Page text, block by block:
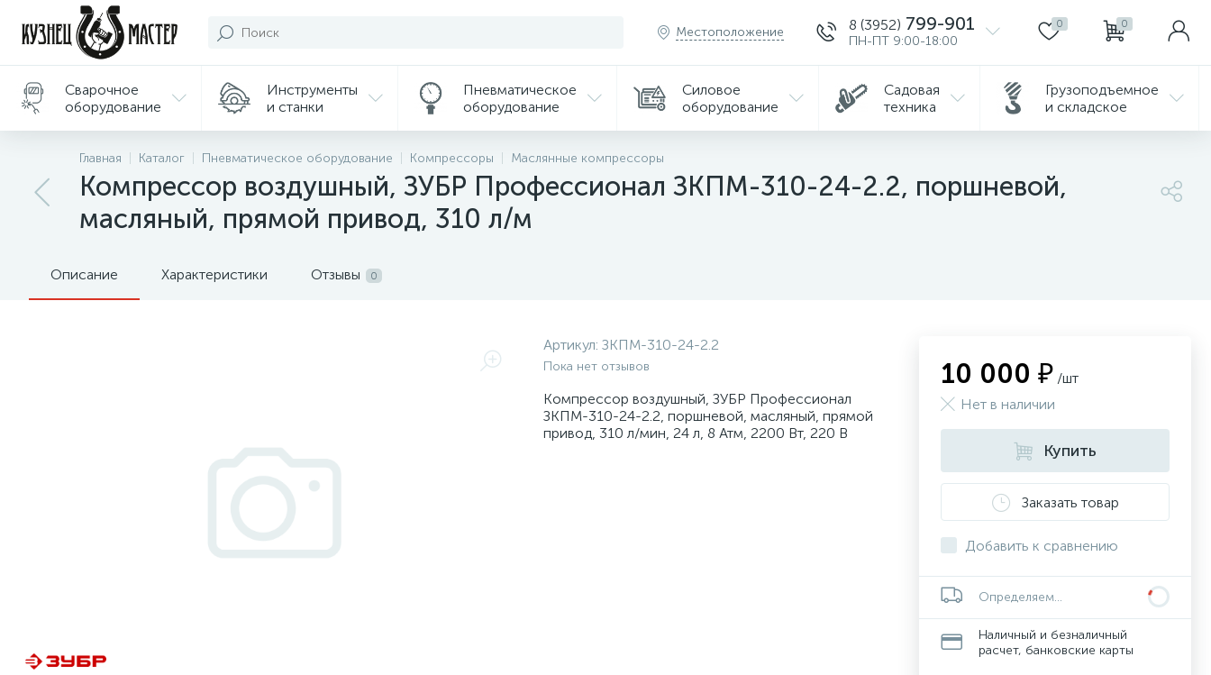
Местоположение 8 (3952) 799-901
ПН-ПТ 9:00-18:00
0 0
Сварочное
оборудование
Инструменты
и станки
Пневматическое
оборудование
Силовое
оборудование
Садовая
техника
Грузоподъемное
и складское
Подарки/
Сувениры
Главная Каталог Пневматическое оборудование Компрессоры Маслянные компрессоры
Компрессор воздушный, ЗУБР Профессионал ЗКПМ-310-24-2.2, поршневой,
масляный, прямой привод, 310 л/м
Описание Характеристики Отзывы 0
Артикул: ЗКПМ-310-24-2.2
Пока нет отзывов
Компрессор воздушный, ЗУБР Профессионал
ЗКПМ-310-24-2.2, поршневой, масляный, прямой
привод, 310 л/мин, 24 л, 8 Атм, 2200 Вт, 220 В
10 000 ₽ /шт
Нет в наличии
Купить
Заказать товар
Добавить к сравнению
Определяем...
Наличный и безналичный
расчет, банковские карты